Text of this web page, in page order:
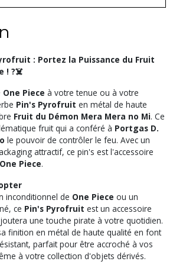
: Portez la Puissance du Fruit
! ?‍☠️
One Piece à votre tenue ou à votre
Pin's Pyrofruit en métal de haute
Fruit du Démon Mera Mera no Mi. Ce
fruit qui a conféré à Portgas D.
le pouvoir de contrôler le feu. Avec un
attractif, ce pin's est l'accessoire
One Piece.
inconditionnel de One Piece ou un
ce Pin's Pyrofruit est un accessoire
une touche pirate à votre quotidien.
finition en métal de haute qualité en font
parfait pour être accroché à vos
à votre collection d'objets dérivés.